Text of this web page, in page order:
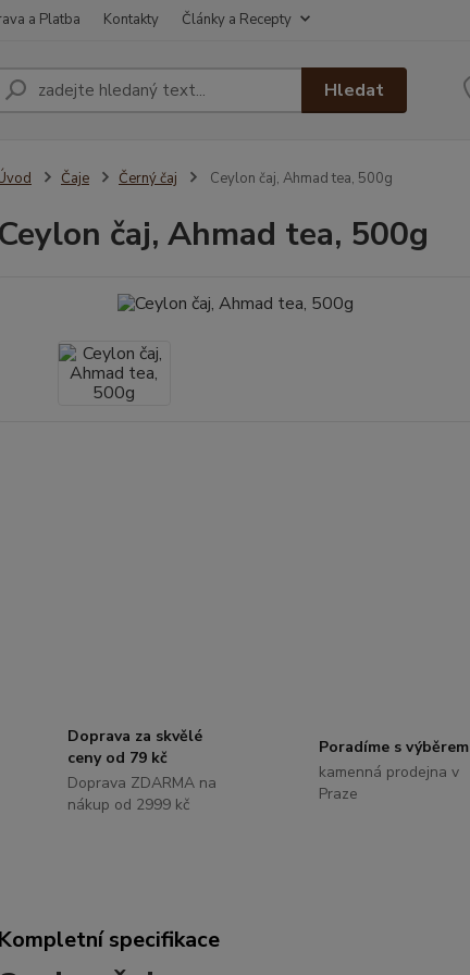
a Platba Kontakty Články a Recepty
Hledat
Čaje Černý čaj Ceylon čaj, Ahmad tea, 500g
Ceylon čaj, Ahmad tea, 500g
Doprava za skvělé
ceny od 79 kč
Doprava ZDARMA na
nákup od 2999 kč
Poradíme s výběrem
kamenná prodejna v
Praze
Kompletní specifikace